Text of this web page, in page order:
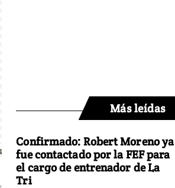
Más leídas
Confirmado: Robert Moreno ya
fue contactado por la FEF para
el cargo de entrenador de La
Tri